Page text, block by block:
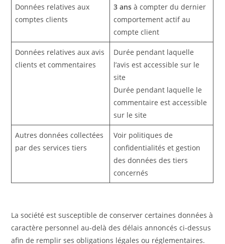
Données relatives aux
comptes clients
3 ans à compter du dernier
comportement actif au
compte client
Données relatives aux avis
clients et commentaires
Durée pendant laquelle
l’avis est accessible sur le
site
Durée pendant laquelle le
commentaire est accessible
sur le site
Autres données collectées
par des services tiers
Voir politiques de
confidentialités et gestion
des données des tiers
concernés
La société est susceptible de conserver certaines données à
caractère personnel au-delà des délais annoncés ci-dessus
afin de remplir ses obligations légales ou réglementaires.